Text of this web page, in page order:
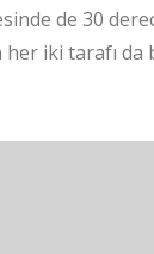
de 30
her iki tarafı da